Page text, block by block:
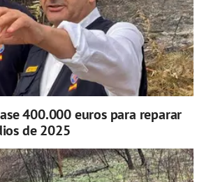
400.000 euros para reparar
de 2025